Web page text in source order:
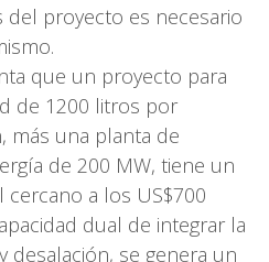
del proyecto es necesario
que un proyecto para
de 1200 litros por
más una planta de
de 200 MW, tiene un
a los US$700
dual de integrar la
desalación, se genera un